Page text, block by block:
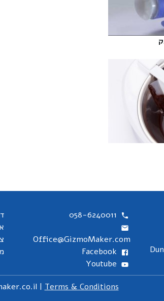
058-6240011
Office@GizmoMaker.com
Facebook
Youtube
| Terms & Conditions